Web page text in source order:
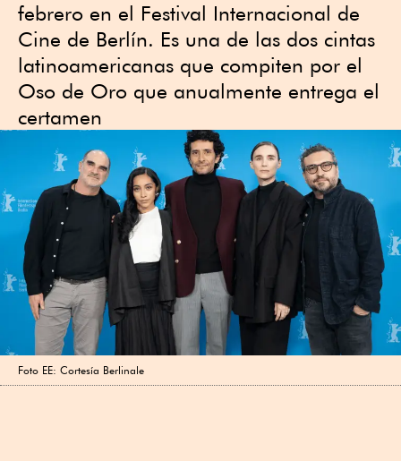
febrero en el Festival Internacional de
Cine de Berlín. Es una de las dos cintas
latinoamericanas que compiten por el
Oso de Oro que anualmente entrega el
certamen
Foto EE: Cortesía Berlinale